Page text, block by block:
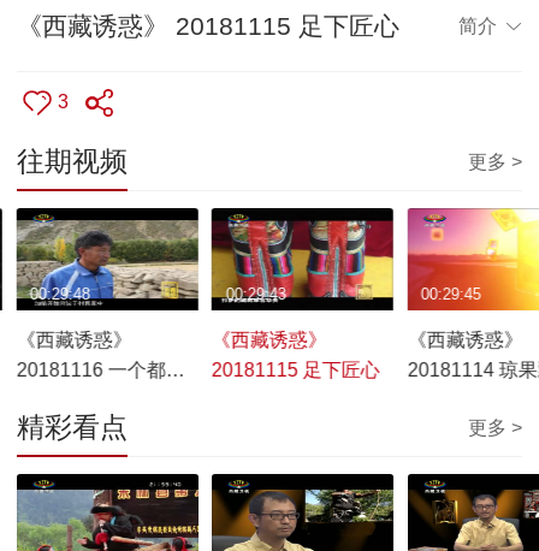
《西藏诱惑》 20181115 足下匠心 简介
3
往期视频 更多 >
《西藏诱惑》
20181116 一个都不
00:29:48
《西藏诱惑》
20181115 足下匠心
00:29:43
《西藏诱惑》
20181114 琼
00:29:45
精彩看点 更多 >